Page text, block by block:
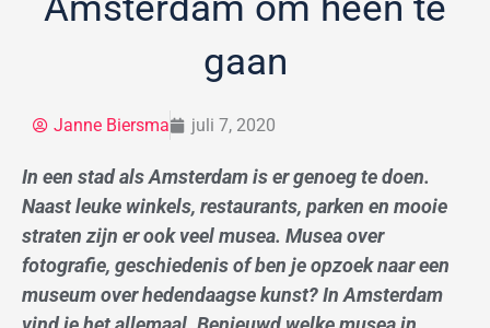
gaan
Janne Biersma juli 7, 2020
In een stad als Amsterdam is er genoeg te doen.
Naast leuke winkels, restaurants, parken en mooie
straten zijn er ook veel musea. Musea over
fotografie, geschiedenis of ben je opzoek naar een
museum over hedendaagse kunst? In Amsterdam